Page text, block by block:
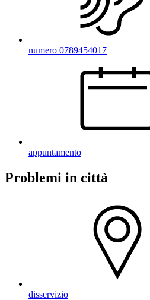
numero 0789454017
appuntamento
Problemi in città
disservizio